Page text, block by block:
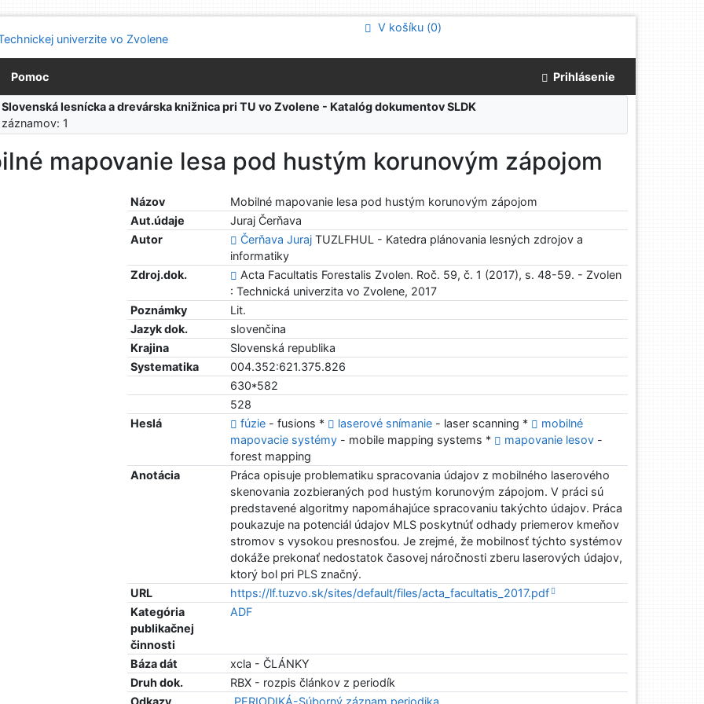
V košíku (0)
Pomoc Prihlásenie
Slovenská lesnícka a drevárska knižnica pri TU vo Zvolene - Katalóg dokumentov SLDK
1
mapovanie lesa pod hustým korunovým zápojom
Názov
Mobilné mapovanie lesa pod hustým korunovým zápojom
Aut.údaje
Juraj Čerňava
Autor
Čerňava Juraj TUZLFHUL - Katedra plánovania lesných zdrojov a
informatiky
Zdroj.dok.
Acta Facultatis Forestalis Zvolen. Roč. 59, č. 1 (2017), s. 48-59. - Zvolen
: Technická univerzita vo Zvolene, 2017
Poznámky
Lit.
Jazyk dok.
slovenčina
Krajina
Slovenská republika
Systematika
004.352:621.375.826
630*582
528
Heslá
fúzie - fusions * laserové snímanie - laser scanning *
mobilné
mapovacie systémy - mobile mapping systems * mapovanie lesov -
forest mapping
Anotácia
Práca opisuje problematiku spracovania údajov z mobilného laserového
skenovania zozbieraných pod hustým korunovým zápojom. V práci sú
predstavené algoritmy napomáhajúce spracovaniu takýchto údajov. Práca
poukazuje na potenciál údajov MLS poskytnúť odhady priemerov kmeňov
stromov s vysokou presnosťou. Je zrejmé, že mobilnosť týchto systémov
dokáže prekonať nedostatok časovej náročnosti zberu laserových údajov,
ktorý bol pri PLS značný.
URL
https://lf.tuzvo.sk/sites/default/files/acta_facultatis_2017.pdf
Kategória
publikačnej
činnosti
ADF
Báza dát
xcla - ČLÁNKY
Druh dok.
RBX - rozpis článkov z periodík